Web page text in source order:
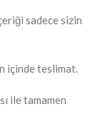
sadece sizin
içinde teslimat.
ile tamamen